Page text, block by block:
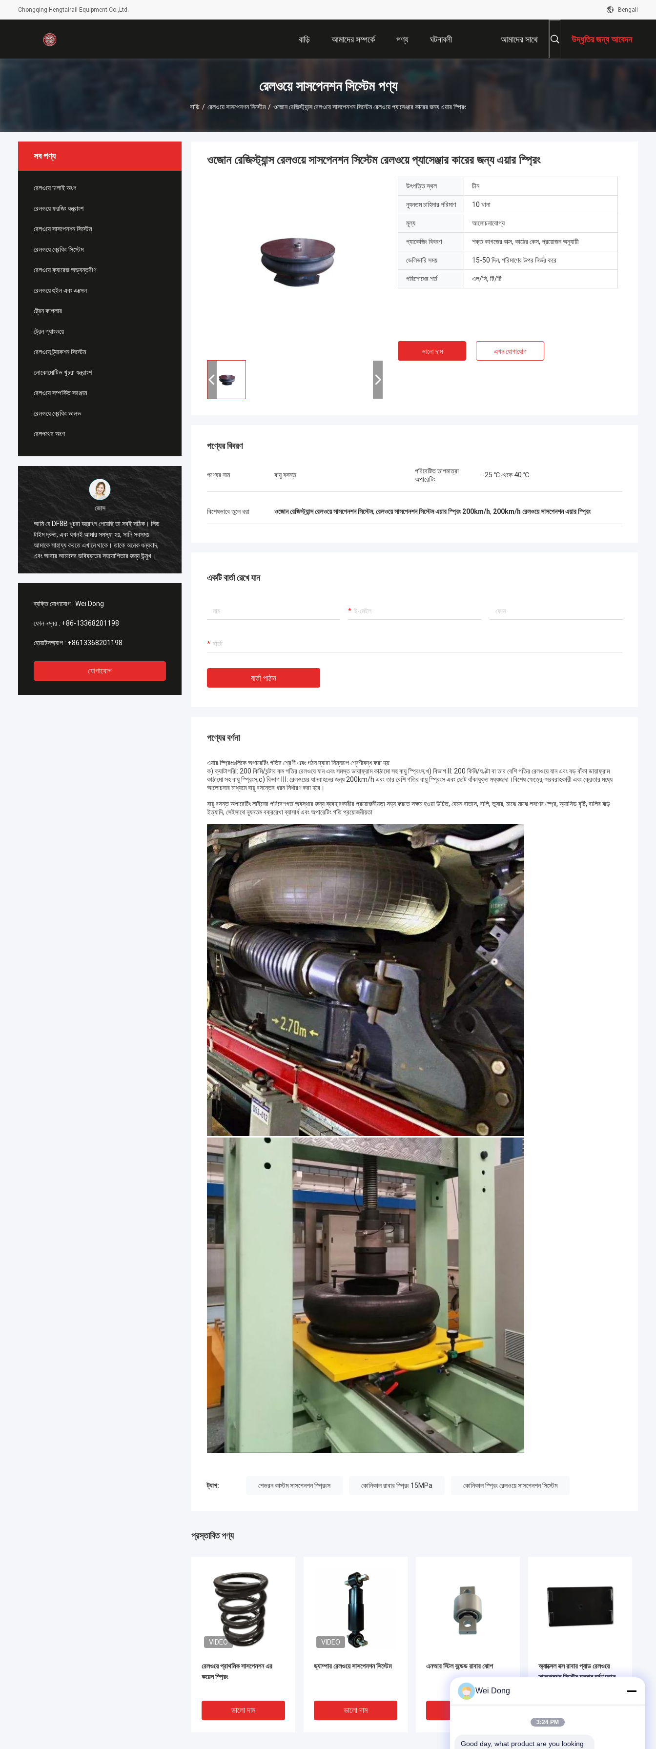
Chongqing Hengtairail Equipment Co.,Ltd. Bengali
বাড়ি আমাদের সম্পর্কে পণ্য ঘটনাবলী আমাদের সাথে উদ্ধৃতির জন্য আবেদন
রেলওয়ে সাসপেনশন সিস্টেম পণ্য
বাড়ি / রেলওয়ে সাসপেনশন সিস্টেম / ওজোন রেজিস্ট্যান্স রেলওয়ে সাসপেনশন সিস্টেম রেলওয়ে প্যাসেঞ্জার কারের জন্য এয়ার স্প্রিং
সব পণ্য
রেলওয়ে ঢালাই অংশ
রেলওয়ে ফরজিং যন্ত্রাংশ
রেলওয়ে সাসপেনশন সিস্টেম
রেলওয়ে ব্রেকিং সিস্টেম
রেলওয়ে ক্যারেজ অভ্যন্তরীণ
রেলওয়ে হুইল এবং এক্সেল
ট্রেন কাপলার
ট্রেন গ্যাংওয়ে
রেলওয়ে ট্র্যাকশন সিস্টেম
লোকোমোটিভ খুচরা যন্ত্রাংশ
রেলওয়ে সম্পর্কিত সরঞ্জাম
রেলওয়ে ব্রেকিং ভালভ
রেলপথের অংশ
জোস
আমি যে DF8B খুচরা যন্ত্রাংশ পেয়েছি তা সবই সঠিক। লিড
টাইম দ্রুত, এবং যখনই আমার সমস্যা হয়, সানি সবসময়
আমাকে সাহায্য করতে এখানে থাকে। তাকে অনেক ধন্যবাদ,
এবং আবার আমাদের ভবিষ্যতের সহযোগিতার জন্য উন্মুখ।
ব্যক্তি যোগাযোগ : Wei Dong
ফোন নম্বর : +86-13368201198
হোয়াটসঅ্যাপ : +8613368201198
যোগাযোগ
ওজোন রেজিস্ট্যান্স রেলওয়ে সাসপেনশন সিস্টেম রেলওয়ে প্যাসেঞ্জার কারের জন্য এয়ার স্প্রিং
উৎপত্তি স্থল চীন
ন্যূনতম চাহিদার পরিমাণ 10 খানা
মূল্য আলোচনাযোগ্য
প্যাকেজিং বিবরণ শক্ত কাগজের বাক্স, কাঠের কেস, প্রয়োজন অনুযায়ী
ডেলিভারি সময় 15-50 দিন, পরিমাণের উপর নির্ভর করে
পরিশোধের শর্ত এল/সি, টি/টি
ভালো দাম এখন যোগাযোগ
পণ্যের বিবরণ
পণ্যের নাম বায়ু বসন্ত
পরিবেষ্টিত তাপমাত্রা
অপারেটিং
-25 ℃ থেকে 40 ℃
বিশেষভাবে তুলে ধরা ওজোন রেজিস্ট্যান্স রেলওয়ে সাসপেনশন সিস্টেম, রেলওয়ে সাসপেনশন সিস্টেম এয়ার স্প্রিং 200km/h, 200km/h রেলওয়ে সাসপেনশন এয়ার স্প্রিং
একটি বার্তা রেখে যান
বার্তা পাঠান
পণ্যের বর্ণনা
এয়ার স্প্রিংগুলিকে অপারেটিং গতির শ্রেণী এবং গঠন দ্বারা নিম্নরূপ শ্রেণীবদ্ধ করা হয়:
ক) ক্যাটাগরিⅠ: 200 কিমি/ঘন্টার কম গতির রেলওয়ে যান এবং সমস্ত ডায়াফ্রাম কাঠামো সহ বায়ু স্প্রিংস;খ) বিভাগ Ⅱ: 200 কিমি/ঘণ্টা বা তার বেশি গতির রেলওয়ে যান এবং বড় বাঁকা ডায়াফ্রাম
কাঠামো সহ বায়ু স্প্রিংস;c) বিভাগ Ⅲ: রেলওয়ের যানবাহনের জন্য 200km/h এবং তার বেশি গতির বায়ু স্প্রিংস এবং ছোট বাঁকাযুক্ত মধ্যচ্ছদা।বিশেষ ক্ষেত্রে, সরবরাহকারী এবং ক্রেতার মধ্যে
আলোচনার মাধ্যমে বায়ু বসন্তের ধরন নির্ধারণ করা হবে।
বায়ু বসন্ত অপারেটিং লাইনের পরিবেশগত অবস্থার জন্য ব্যবহারকারীর প্রয়োজনীয়তা সহ্য করতে সক্ষম হওয়া উচিত, যেমন বাতাস, বালি, তুষার, মাঝে মাঝে লবণের স্প্রে, অ্যাসিড বৃষ্টি, বালির ঝড়
ইত্যাদি, সেইসাথে ন্যূনতম বক্ররেখা ব্যাসার্ধ এবং অপারেটিং গতি প্রয়োজনীয়তা
ট্যাগ: শেভরন কাস্টম সাসপেনশন স্প্রিংস কোনিকাল রাবার স্প্রিং 15MPa কোনিকাল স্প্রিং রেলওয়ে সাসপেনশন সিস্টেম
প্রস্তাবিত পণ্য
VIDEO
রেলওয়ে প্রাথমিক সাসপেনশন এর
কয়েল স্প্রিং
ভালো দাম
VIDEO
ড্যাম্পার রেলওয়ে সাসপেনশন সিস্টেম
ভালো দাম
এনআর স্টিল বন্ডেড রাবার ঝোপ
অ্যাক্সেল বক্স রাবার প্যাড রেলওয়ে
সাসপেনশন সিস্টেম চলমান ঘর্ষণ হ্রাস
Wei Dong
3:24 PM
Good day, what product are you looking